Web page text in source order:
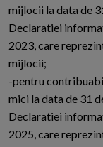
mijlocii la data de
Declaratiei
2023, care
mijlocii;
-pentru
mici la data de 31
Declaratiei
2025, care